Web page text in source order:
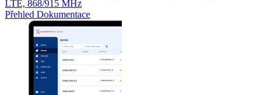
LTE, 868/915 MHz
Přehled Dokumentace